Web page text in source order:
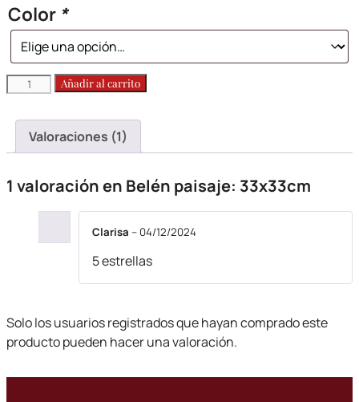
Color *
Belén
33x33cm
cantidad
Añadir al carrito
Valoraciones (1)
1 valoración en Belén paisaje: 33x33cm
Clarisa – 04/12/2024
5 estrellas
Solo los usuarios registrados que hayan comprado este
producto pueden hacer una valoración.